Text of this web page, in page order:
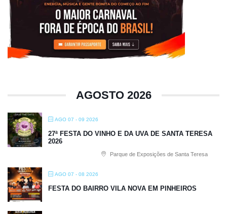
AGOSTO 2026
AGO 07 - 09 2026
27ª FESTA DO VINHO E DA UVA DE SANTA TERESA
2026
Parque de Exposições de Santa Teresa
AGO 07 - 08 2026
FESTA DO BAIRRO VILA NOVA EM PINHEIROS